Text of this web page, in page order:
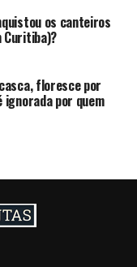
os canteiros
Curitiba)?
floresce por
ignorada por quem